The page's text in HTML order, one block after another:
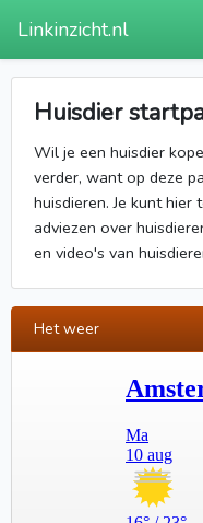
Linkinzicht.nl
Huisdier
Wil je een huisdier
verder, want op deze
huisdieren. Je kunt
adviezen over
en video's van
Het weer